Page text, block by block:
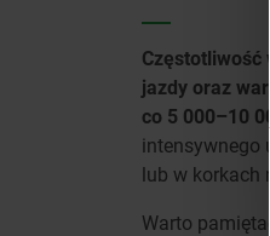
jazdy oraz
co 5 000–10
intensywnego
lub w korkach
Warto